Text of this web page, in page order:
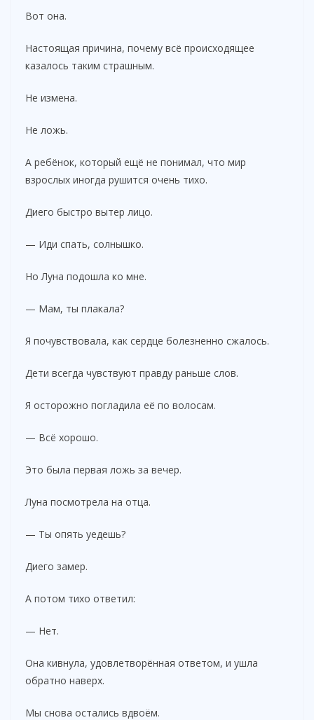
Вот она.
Настоящая причина, почему всё происходящее
казалось таким страшным.
Не измена.
Не ложь.
А ребёнок, который ещё не понимал, что мир
взрослых иногда рушится очень тихо.
Диего быстро вытер лицо.
— Иди спать, солнышко.
Но Луна подошла ко мне.
— Мам, ты плакала?
Я почувствовала, как сердце болезненно сжалось.
Дети всегда чувствуют правду раньше слов.
Я осторожно погладила её по волосам.
— Всё хорошо.
Это была первая ложь за вечер.
Луна посмотрела на отца.
— Ты опять уедешь?
Диего замер.
А потом тихо ответил:
— Нет.
Она кивнула, удовлетворённая ответом, и ушла
обратно наверх.
Мы снова остались вдвоём.